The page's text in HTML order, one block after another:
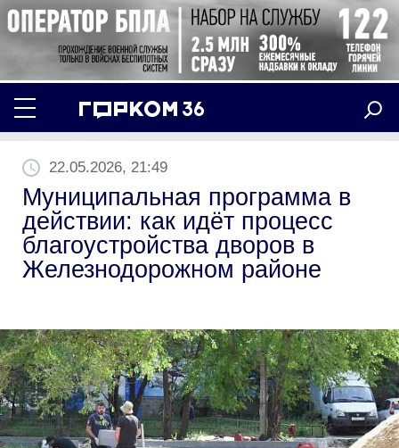
22.05.2026, 21:49
Муниципальная программа в
действии: как идёт процесс
благоустройства дворов в
Железнодорожном районе